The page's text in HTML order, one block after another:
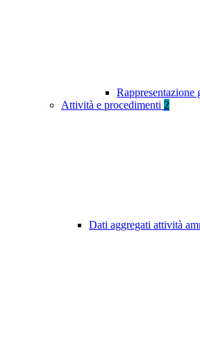
Rappresentazione
Attività e procedimenti 2
Dati aggregati attività